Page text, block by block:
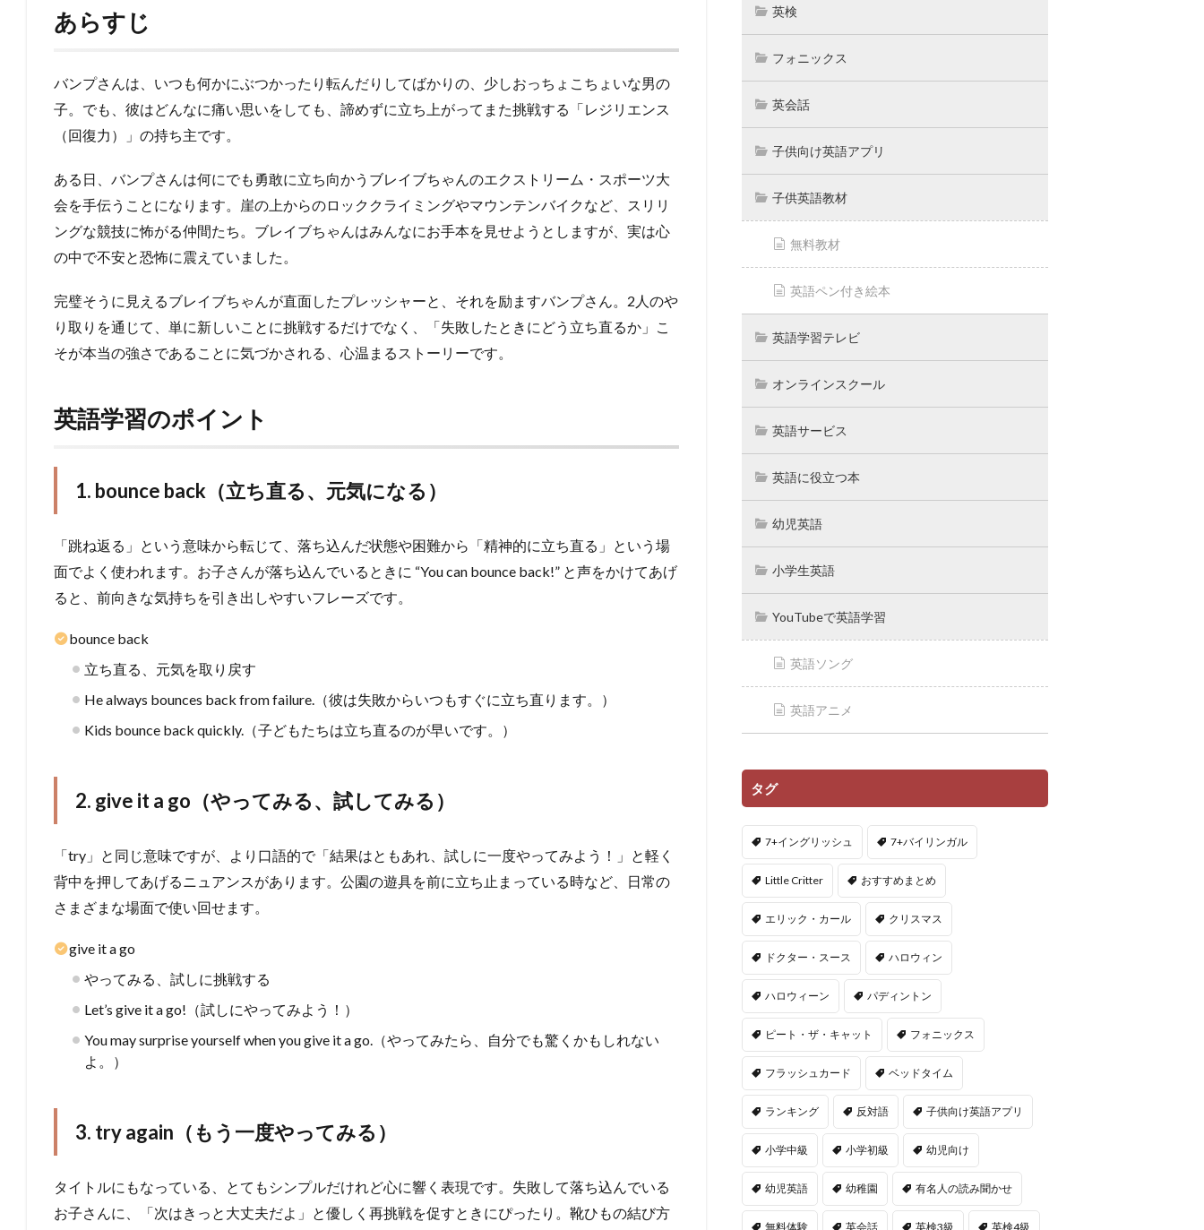
あらすじ
バンプさんは、いつも何かにぶつかったり転んだりしてばかりの、少しおっちょこちょいな男の
子。でも、彼はどんなに痛い思いをしても、諦めずに立ち上がってまた挑戦する「レジリエンス
（回復力）」の持ち主です。
ある日、バンプさんは何にでも勇敢に立ち向かうブレイブちゃんのエクストリーム・スポーツ大
会を手伝うことになります。崖の上からのロッククライミングやマウンテンバイクなど、スリリ
ングな競技に怖がる仲間たち。ブレイブちゃんはみんなにお手本を見せようとしますが、実は心
の中で不安と恐怖に震えていました。
完璧そうに見えるブレイブちゃんが直面したプレッシャーと、それを励ますバンプさん。2人のや
り取りを通じて、単に新しいことに挑戦するだけでなく、「失敗したときにどう立ち直るか」こ
そが本当の強さであることに気づかされる、心温まるストーリーです。
英語学習のポイント
1. bounce back（立ち直る、元気になる）
「跳ね返る」という意味から転じて、落ち込んだ状態や困難から「精神的に立ち直る」という場
面でよく使われます。お子さんが落ち込んでいるときに “You can bounce back!” と声をかけてあげ
ると、前向きな気持ちを引き出しやすいフレーズです。
bounce back
立ち直る、元気を取り戻す
He always bounces back from failure.（彼は失敗からいつもすぐに立ち直ります。）
Kids bounce back quickly.（子どもたちは立ち直るのが早いです。）
2. give it a go（やってみる、試してみる）
「try」と同じ意味ですが、より口語的で「結果はともあれ、試しに一度やってみよう！」と軽く
背中を押してあげるニュアンスがあります。公園の遊具を前に立ち止まっている時など、日常の
さまざまな場面で使い回せます。
give it a go
やってみる、試しに挑戦する
Let’s give it a go!（試しにやってみよう！）
You may surprise yourself when you give it a go.（やってみたら、自分でも驚くかもしれない
よ。）
3. try again（もう一度やってみる）
タイトルにもなっている、とてもシンプルだけれど心に響く表現です。失敗して落ち込んでいる
お子さんに、「次はきっと大丈夫だよ」と優しく再挑戦を促すときにぴったり。靴ひもの結び方
英検
フォニックス
英会話
子供向け英語アプリ
子供英語教材
無料教材
英語ペン付き絵本
英語学習テレビ
オンラインスクール
英語サービス
英語に役立つ本
幼児英語
小学生英語
YouTubeで英語学習
英語ソング
英語アニメ
タグ
7+イングリッシュ 7+バイリンガル
Little Critter おすすめまとめ
エリック・カール クリスマス
ドクター・スース ハロウィン
ハロウィーン パディントン
ピート・ザ・キャット フォニックス
フラッシュカード ベッドタイム
ランキング 反対語 子供向け英語アプリ
小学中級 小学初級 幼児向け
幼児英語 幼稚園 有名人の読み聞かせ
無料体験 英会話 英検3級 英検4級